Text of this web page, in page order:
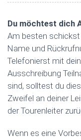
Du möchtest dich
Am besten schickst
Name und
Telefonierst mit
Ausschreibung
sind, solltest du
Zweifel an deiner
der Tourenleiter
Wenn es eine